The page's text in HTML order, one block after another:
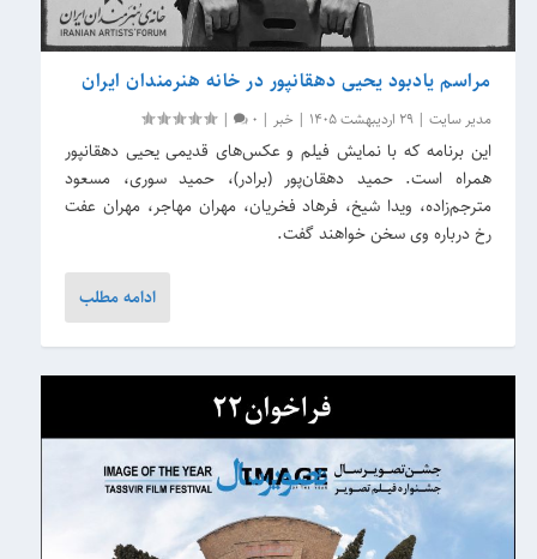
مراسم یادبود یحیی دهقانپور در خانه هنرمندان ایران
مدیر سایت |29 اردیبهشت 1405 | خبر |
0
|
این برنامه که با نمایش فیلم‌ و عکس‌های قدیمی یحیی دهقانپور
همراه است. حمید دهقان‌پور (برادر)، حمید سوری، مسعود
مترجم‌زاده، ویدا شیخ، فرهاد فخریان، مهران مهاجر، مهران عفت
رخ درباره وی سخن خواهند گفت.
ادامه مطلب